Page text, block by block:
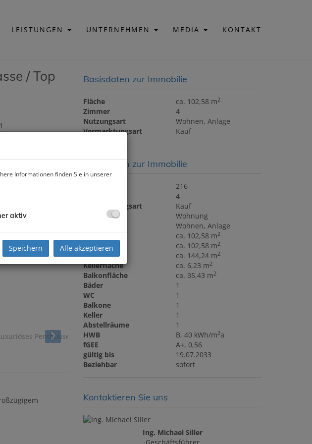
LEISTUNGEN UNTERNEHMEN MEDIA KONTAKT
/ Top
Basisdaten zur Immobilie
Fläche ca. 102,58 m2
Zimmer
4
Nutzungsart
Wohnen Anlage
Vermarktungsart
Kauf
Basisdaten zur Immobilie
216
4
Vermarktungsart
Kauf
Objektart
Wohnung
Wohnen Anlage
Fläche
ca. 102,58 m2
Wohnfläche ca. 102,58 m2
Nutzfläche ca. 144,24 m2
Kellerfläche ca. 6,23 m2
Balkonfläche ca. 35,43 m2
Bäder
1
WC
1
Balkone
1
Keller
1
Abstellräume
1
HWB
B, 40 kWh/m2a
fGEE
A+, 0,56
gültig bis
19.07.2033
Beziehbar
sofort
Kontaktieren Sie uns
Ing. Michael Siller
Informationen finden Sie in unserer
aktiv
Speichern Alle akzeptieren